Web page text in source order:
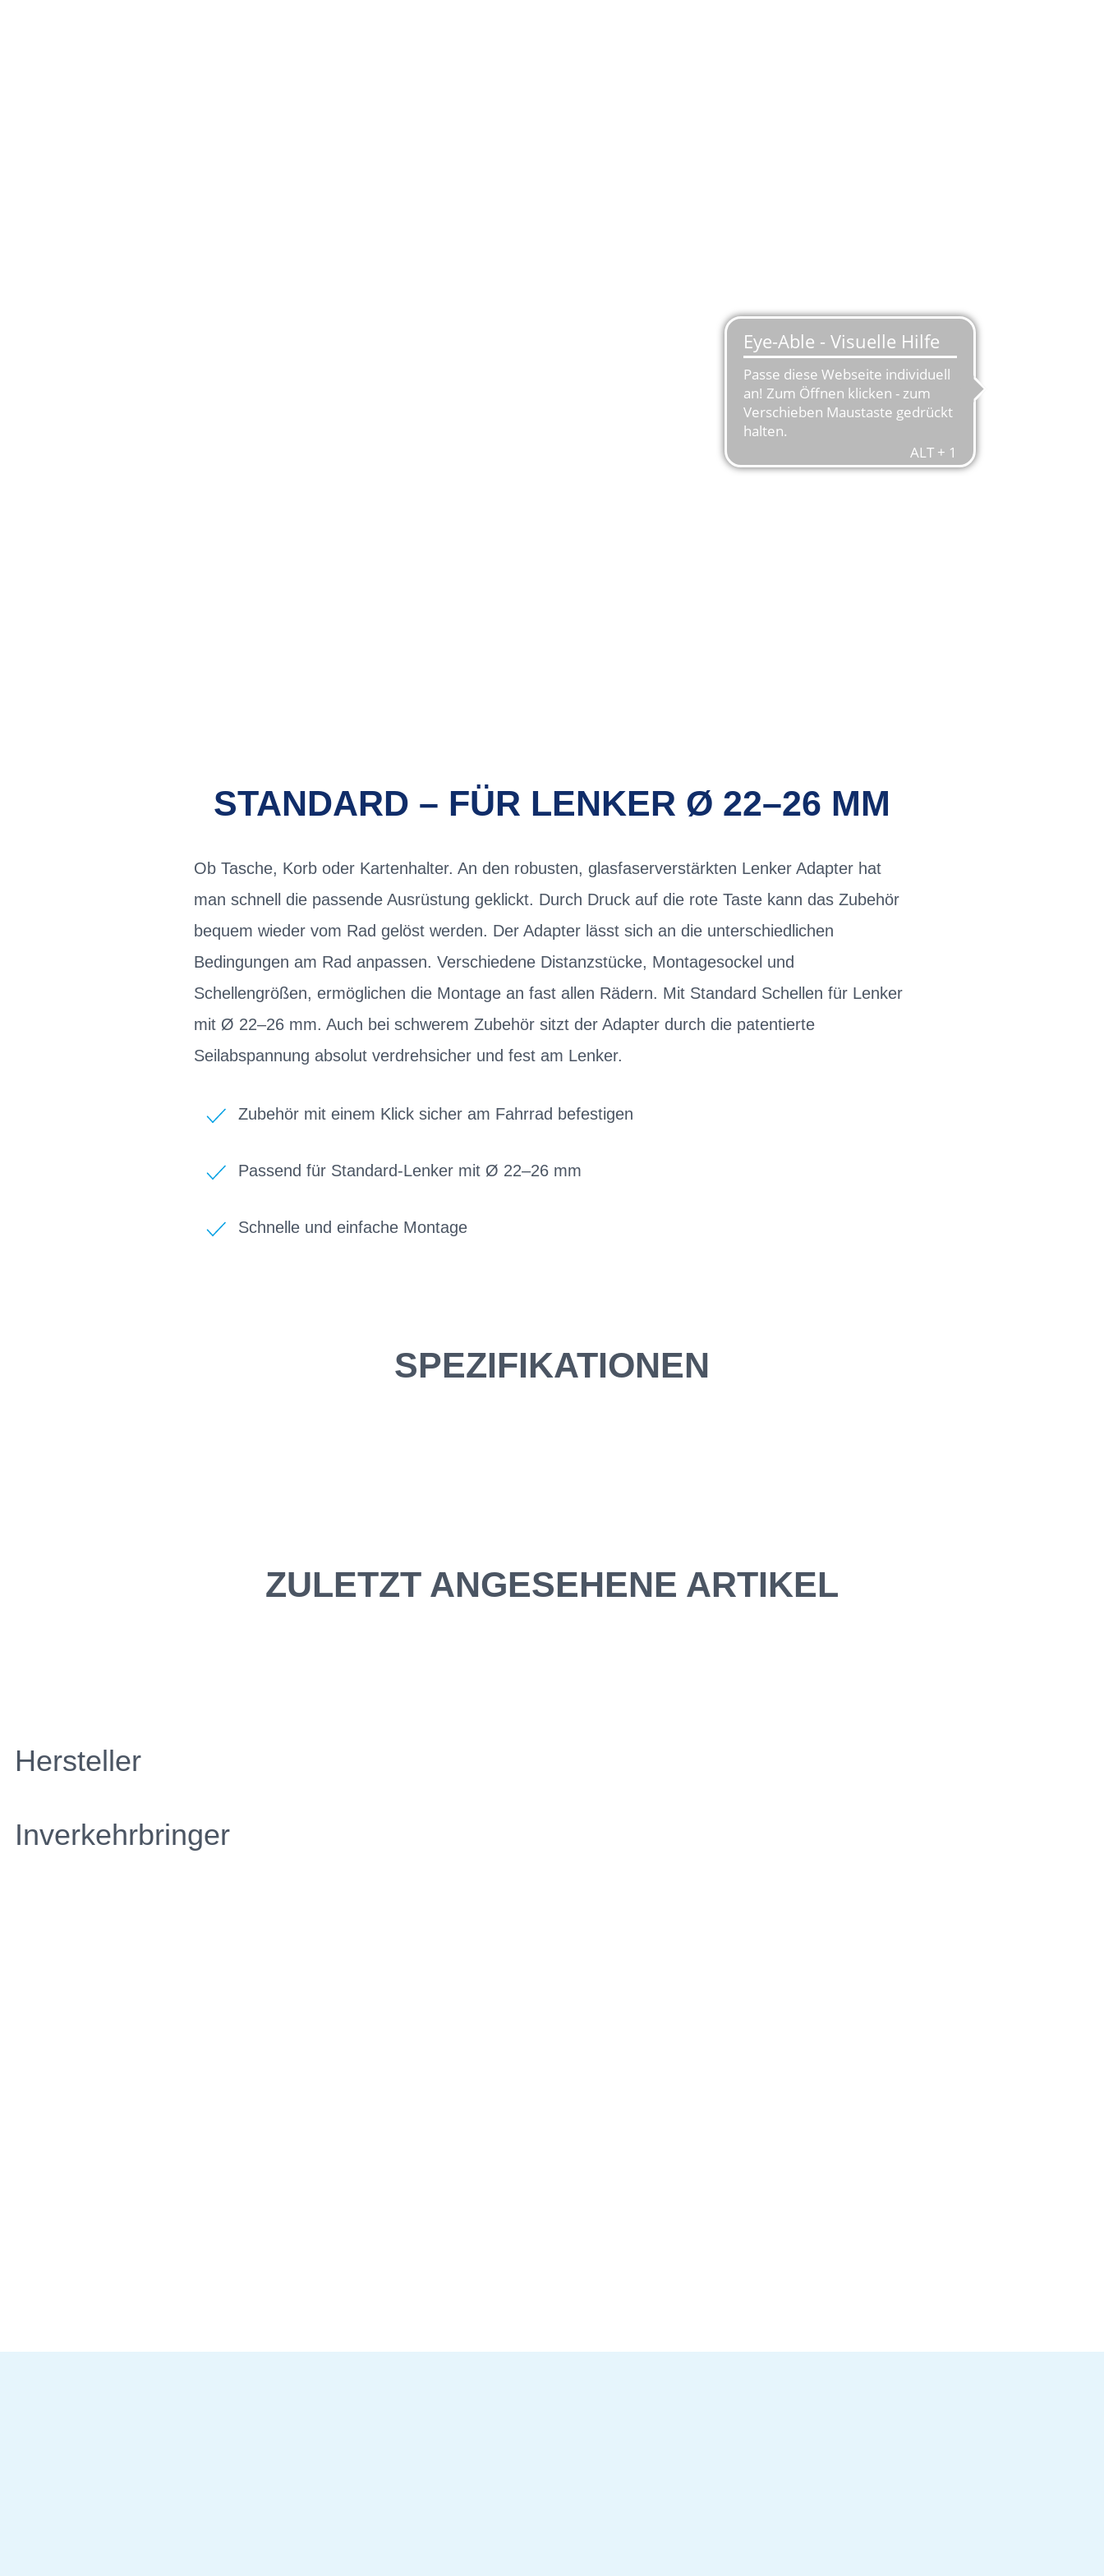
STANDARD – FÜR LENKER Ø 22–26 MM
Ob Tasche, Korb oder Kartenhalter. An den robusten, glasfaserverstärkten Lenker Adapter hat
man schnell die passende Ausrüstung geklickt. Durch Druck auf die rote Taste kann das Zubehör
bequem wieder vom Rad gelöst werden. Der Adapter lässt sich an die unterschiedlichen
Bedingungen am Rad anpassen. Verschiedene Distanzstücke, Montagesockel und
Schellengrößen, ermöglichen die Montage an fast allen Rädern. Mit Standard Schellen für Lenker
mit Ø 22–26 mm. Auch bei schwerem Zubehör sitzt der Adapter durch die patentierte
Seilabspannung absolut verdrehsicher und fest am Lenker.
Zubehör mit einem Klick sicher am Fahrrad befestigen
Passend für Standard-Lenker mit Ø 22–26 mm
Schnelle und einfache Montage
SPEZIFIKATIONEN
ZULETZT ANGESEHENE ARTIKEL
Hersteller
Inverkehrbringer